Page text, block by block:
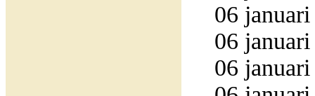
06
06
06